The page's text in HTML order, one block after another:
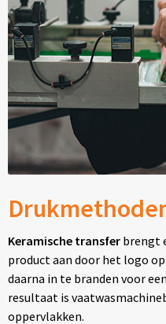
Keramische transferbrengt
product aan door het logo
daarna in te branden voor
resultaat is
oppervlakken.